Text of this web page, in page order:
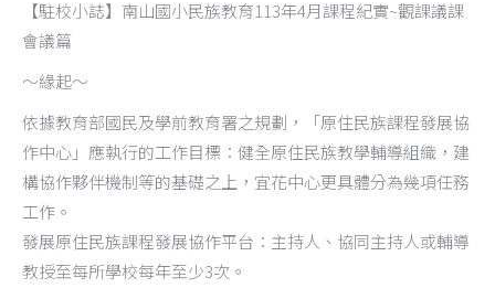
【駐校小誌】南山國小民族教育113年4月課程紀實~觀課議課
會議篇
～緣起～
依據教育部國民及學前教育署之規劃，「原住民族課程發展協
作中心」應執行的工作目標：健全原住民族教學輔導組織，建
構協作夥伴機制等的基礎之上，宜花中心更具體分為幾項任務
工作。
發展原住民族課程發展協作平台：主持人、協同主持人或輔導
教授至每所學校每年至少3次。